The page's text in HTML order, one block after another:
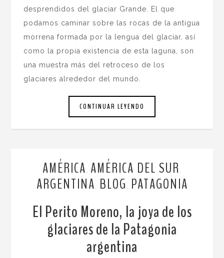
desprendidos del glaciar Grande. El que
podamos caminar sobre las rocas de la antigua
morrena formada por la lengua del glaciar, así
como la propia existencia de esta laguna, son
una muestra más del retroceso de los
glaciares alrededor del mundo.
CONTINUAR LEYENDO
AMÉRICA AMÉRICA DEL SUR
ARGENTINA BLOG PATAGONIA
El Perito Moreno, la joya de los
glaciares de la Patagonia
argentina